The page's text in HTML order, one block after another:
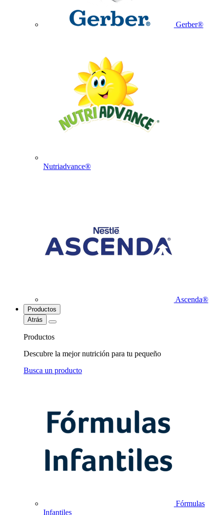
Gerber®
Nutriadvance®
Ascenda®
Productos
Atrás
Productos
Descubre la mejor nutrición para tu pequeño
Busca un producto
Fórmulas
Infantiles